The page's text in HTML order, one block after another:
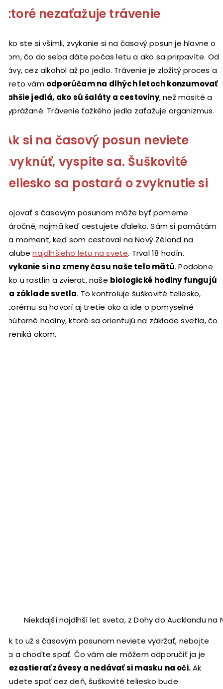
ktoré nezaťažuje trávenie
Ako ste si všimli, zvykanie si na časový posun je hlavne o
tom, čo do seba dáte počas letu a ako sa prirpavíte. Od
kávy, cez alkohol až po jedlo. Trávenie je zložitý proces a
preto vám odporúčam na dlhých letoch konzumovať
ľahšie jedlá, ako sú šaláty a cestoviny, než mäsité a
vyprážané. Trávenie ťažkého jedla zaťažuje organizmus.
Ak si na časový posun neviete
zvyknúť, vyspite sa. Šuškovité
teliesko sa postará o zvyknutie si
Bojovať s časovým posunom môže byť pomerne
náročné, najmä keď cestujete ďaleko. Sám si pamätám
na moment, keď som cestoval na Nový Zéland na
palubenajdlhšieho letu na svete. Trval 18 hodín.
Zvykanie si na zmeny času naše telo mätú. Podobne
ako u rastlín a zvierat, naše biologické hodiny fungujú
na základe svetla. To kontroluje šuškovité teliesko,
ktorému sa hovorí aj tretie oko a ide o pomyselné
vnútorné hodiny, ktoré sa orientujú na základe svetla, čo
preniká okom.
Niekdajší najdlhší let sveta, z Dohy do Aucklandu
Ak to už s časovým posunom neviete vydržať, nebojte
sa a choďte spať. Čo vám ale môžem odporučiť ja je
nezastierať závesy a nedávať si masku na oči.Ak
budete spať cez deň, šuškovité teliesko bude